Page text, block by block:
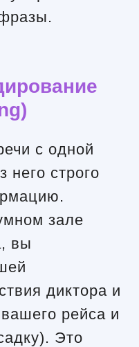
с одной
него строго
зале
вы
диктора и
рейса и
Это